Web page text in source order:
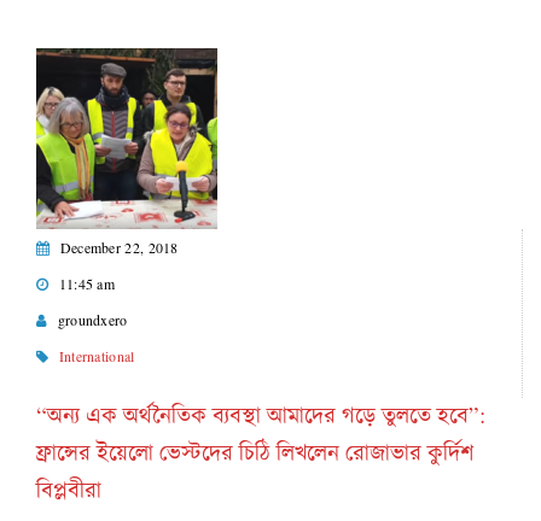
December 22, 2018
11:45 am
groundxero
International
“অন্য এক অর্থনৈতিক ব্যবস্থা আমাদের গড়ে তুলতে হবে”:
ফ্রান্সের ইয়েলো ভেস্টদের চিঠি লিখলেন রোজাভার কুর্দিশ
বিপ্লবীরা